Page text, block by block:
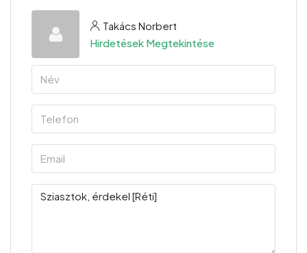
Takács Norbert
Hirdetések Megtekintése